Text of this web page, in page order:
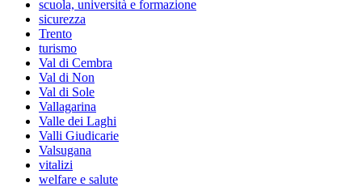
scuola, università e formazione
sicurezza
Trento
turismo
Val di Cembra
Val di Non
Val di Sole
Vallagarina
Valle dei Laghi
Valli Giudicarie
Valsugana
vitalizi
welfare e salute